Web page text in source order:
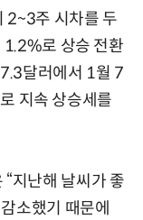
2~3주 시차를 두
로 상승 전환
달러에서 1월 7
지속 상승세를
지난해 날씨가 좋
소했기 때문에